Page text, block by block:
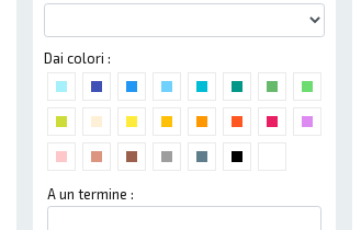
Dai colori :
A un termine :